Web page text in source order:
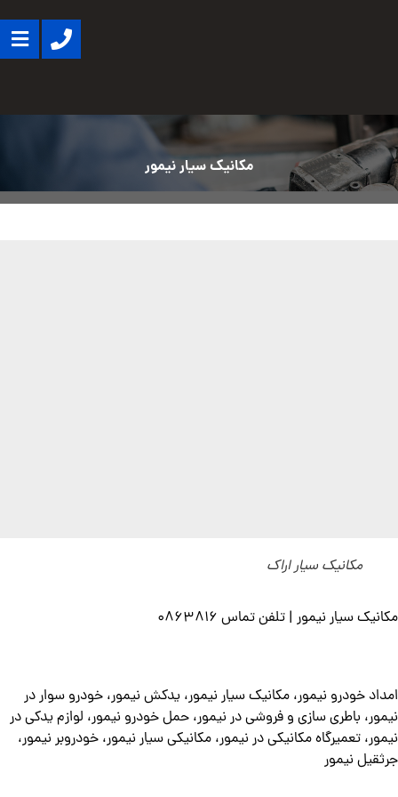
مکانیک سیار نیمور
مکانیک سیار اراک
مکانیک سیار نیمور | تلفن تماس 0863816
امداد خودرو نیمور، مکانیک سیار نیمور، یدکش نیمور، خودرو سوار در
نیمور، باطری سازی و فروشی در نیمور، حمل خودرو نیمور، لوازم یدکی در
نیمور، تعمیرگاه مکانیکی در نیمور، مکانیکی سیار نیمور، خودروبر نیمور،
جرثقیل نیمور